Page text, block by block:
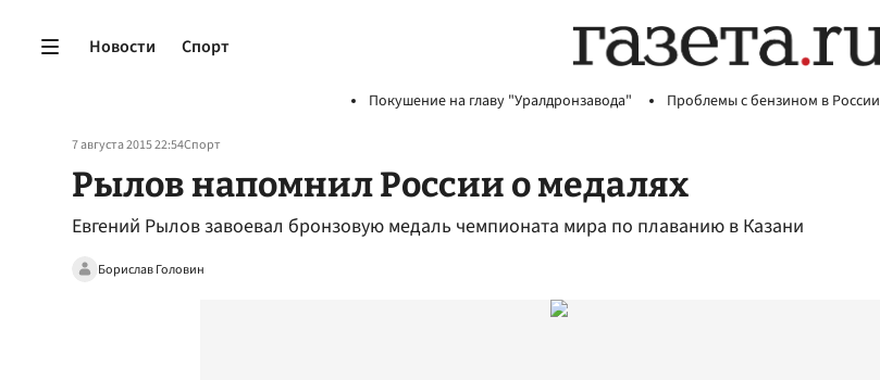
Новости Спорт
Покушение на главу "Уралдронзавода" Проблемы с бензином в России
7 августа 2015 22:54Спорт
Рылов напомнил России о медалях
Евгений Рылов завоевал бронзовую медаль чемпионата мира по плаванию в Казани
Борислав Головин